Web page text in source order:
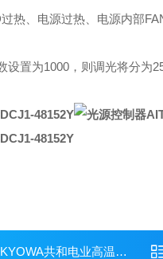
热、电源过热、电源内部
设置为1000，则调光将分为
共和电业高温用箔式应变片